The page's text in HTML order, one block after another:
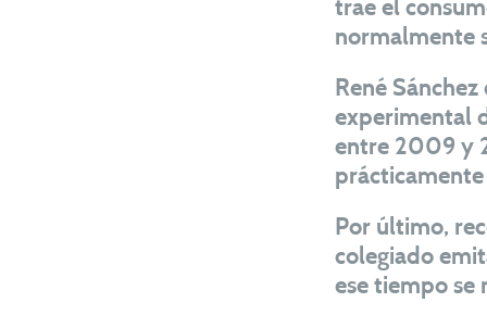
trae el
normalmente
René
experimental
entre 2009 y
Por último,
colegiado
ese tiempo se